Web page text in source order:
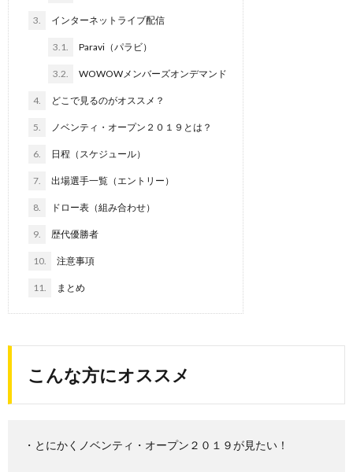
3. インターネットライブ配信
3.1. Paravi（パラビ）
3.2. WOWOWメンバーズオンデマンド
4. どこで見るのがオススメ？
5. ノベンティ・オープン２０１９とは？
6. 日程（スケジュール）
7. 出場選手一覧（エントリー）
8. ドロー表（組み合わせ）
9. 歴代優勝者
10. 注意事項
11. まとめ
こんな方にオススメ
・とにかくノベンティ・オープン２０１９が見たい！